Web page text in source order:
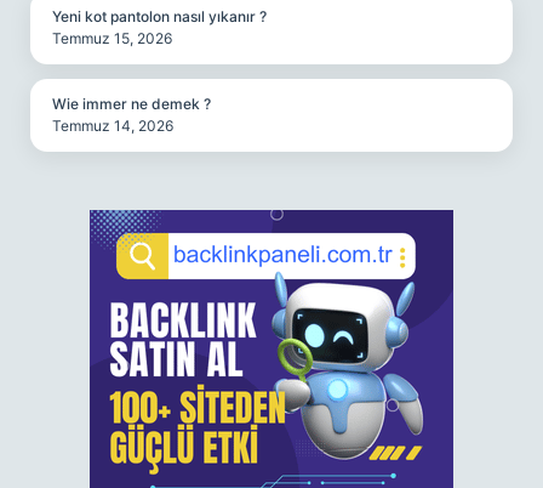
Yeni kot pantolon nasıl yıkanır ?
Temmuz 15, 2026
Wie immer ne demek ?
Temmuz 14, 2026